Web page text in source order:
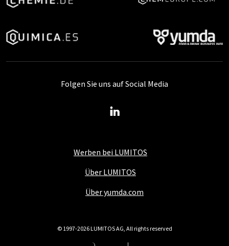
Werben bei LUMITOS
Über LUMITOS
Über yumda.com
Folgen Sie uns auf Social Media
© 1997-2026 LUMITOS AG, All rights reserved